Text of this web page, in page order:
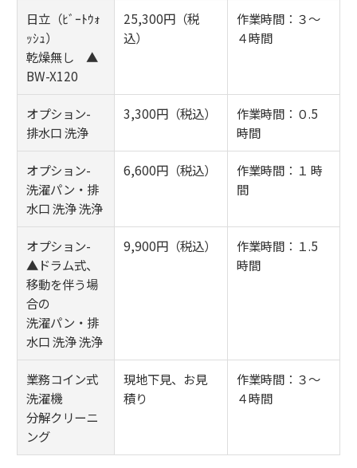
日立（ﾋﾞｰﾄｳｫ
ｯｼｭ）
乾燥無し ▲
BW-X120
25,300円（税
込）
作業時間：３～
４時間
オプション-
排水口 洗浄
3,300円（税込）
作業時間：０.5
時間
オプション-
洗濯パン・排
水口 洗浄 洗浄
6,600円（税込）
作業時間：１ 時
間
オプション-
▲ドラム式、
移動を伴う場
合の
洗濯パン・排
水口 洗浄 洗浄
9,900円（税込）
作業時間：１.5
時間
業務コイン式
洗濯機
分解クリーニ
ング
現地下見、お見
積り
作業時間：３～
４時間